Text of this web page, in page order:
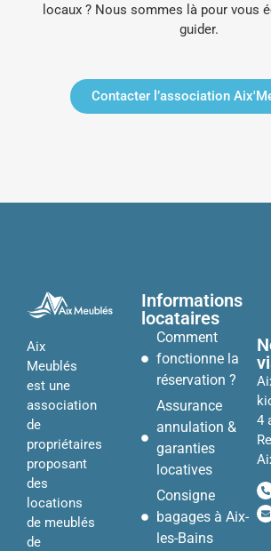
locaux ? Nous sommes là pour vous
guider.
Contacter l’association
Aix
Meublés
est une
association
de
propriétaires
proposant
des
locations
de meublés
de
Informations
locataires
Comment
fonctionne la
réservation ?
Assurance
annulation &
garanties
locatives
Consigne
bagages à Aix-
les-Bains
4